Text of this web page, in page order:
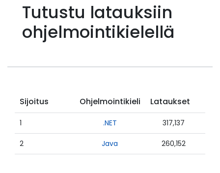
Tutustu latauksiin
ohjelmointikielellä
Sijoitus Ohjelmointikieli Lataukset
1 .NET 317,137
2 Java 260,152